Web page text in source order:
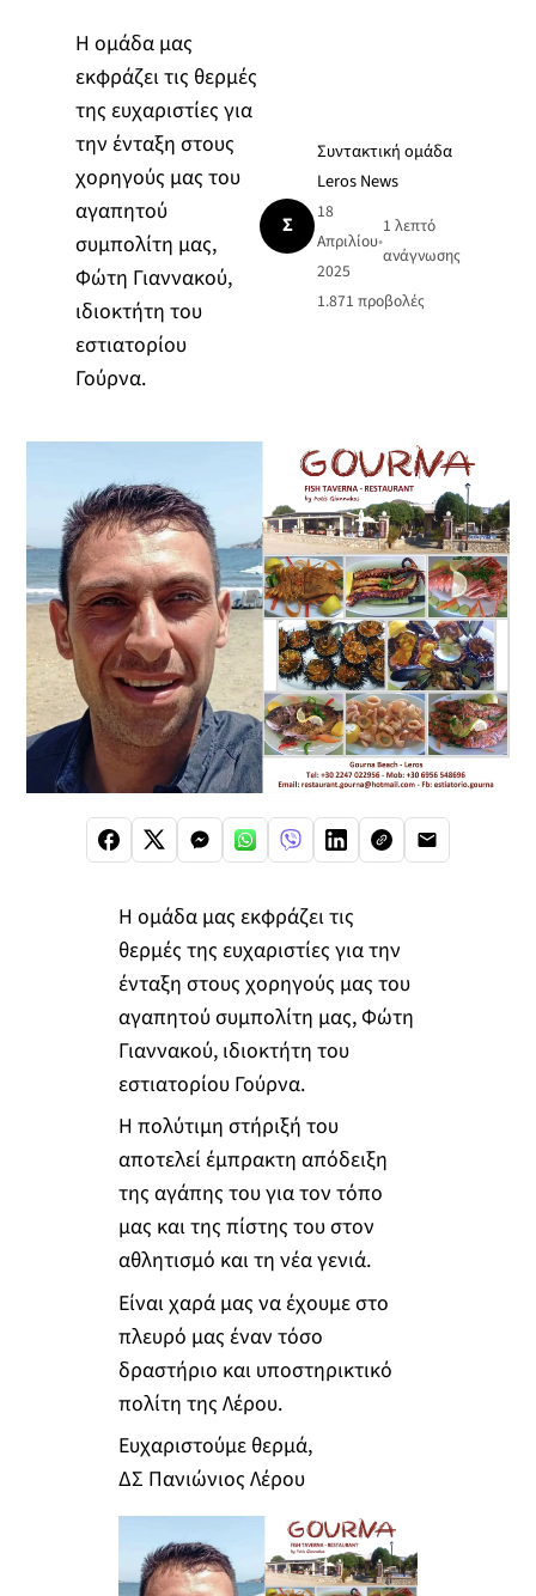
Η ομάδα μας
εκφράζει τις θερμές
της ευχαριστίες για
την ένταξη στους
χορηγούς μας του
αγαπητού
συμπολίτη μας,
Φώτη Γιαννακού,
ιδιοκτήτη του
εστιατορίου
Γούρνα.
Σ
Συντακτική ομάδα
Leros News
18
Απριλίου
2025
•
1 λεπτό
ανάγνωσης
1.871 προβολές
Η ομάδα μας εκφράζει τις
θερμές της ευχαριστίες για την
ένταξη στους χορηγούς μας του
αγαπητού συμπολίτη μας, Φώτη
Γιαννακού, ιδιοκτήτη του
εστιατορίου Γούρνα.
Η πολύτιμη στήριξή του
αποτελεί έμπρακτη απόδειξη
της αγάπης του για τον τόπο
μας και της πίστης του στον
αθλητισμό και τη νέα γενιά.
Είναι χαρά μας να έχουμε στο
πλευρό μας έναν τόσο
δραστήριο και υποστηρικτικό
πολίτη της Λέρου.
Ευχαριστούμε θερμά,
ΔΣ Πανιώνιος Λέρου